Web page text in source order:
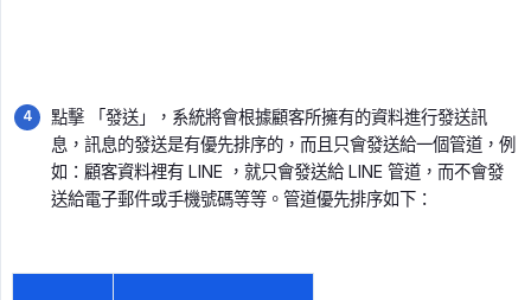
點擊 「發送」，系統將會根據顧客所擁有的資料進行發送訊
息，訊息的發送是有優先排序的，而且只會發送給一個管道，例
如：顧客資料裡有 LINE ，就只會發送給 LINE 管道，而不會發
送給電子郵件或手機號碼等等。管道優先排序如下：